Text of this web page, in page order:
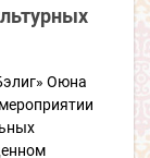
Оюна